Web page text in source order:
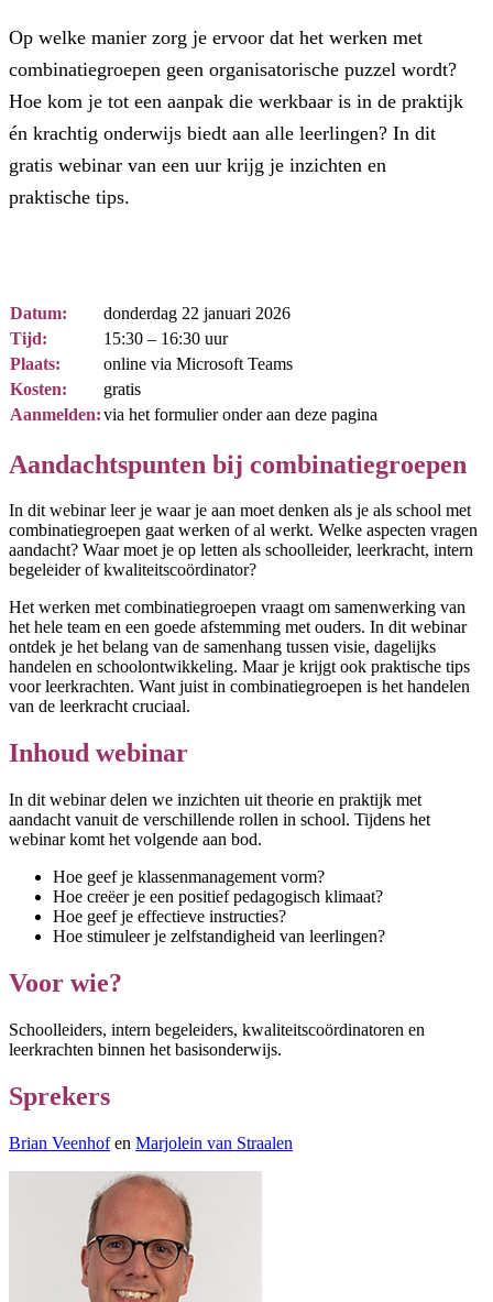
Op welke manier zorg je ervoor dat het werken met
combinatiegroepen geen organisatorische puzzel wordt?
Hoe kom je tot een aanpak die werkbaar is in de praktijk
én krachtig onderwijs biedt aan alle leerlingen? In dit
gratis webinar van een uur krijg je inzichten en
praktische tips.
Datum:
donderdag 22 januari 2026
Tijd:
15:30 – 16:30 uur
Plaats:
online via Microsoft Teams
Kosten:
gratis
Aanmelden:via het formulier onder aan deze pagina
Aandachtspunten bij combinatiegroepen
In dit webinar leer je waar je aan moet denken als je als school met
combinatiegroepen gaat werken of al werkt. Welke aspecten vragen
aandacht? Waar moet je op letten als schoolleider, leerkracht, intern
begeleider of kwaliteitscoördinator?
Het werken met combinatiegroepen vraagt om samenwerking van
het hele team en een goede afstemming met ouders. In dit webinar
ontdek je het belang van de samenhang tussen visie, dagelijks
handelen en schoolontwikkeling. Maar je krijgt ook praktische tips
voor leerkrachten. Want juist in combinatiegroepen is het handelen
van de leerkracht cruciaal.
Inhoud webinar
In dit webinar delen we inzichten uit theorie en praktijk met
aandacht vanuit de verschillende rollen in school. Tijdens het
webinar komt het volgende aan bod.
Hoe geef je klassenmanagement vorm?
Hoe creëer je een positief pedagogisch klimaat?
Hoe geef je effectieve instructies?
Hoe stimuleer je zelfstandigheid van leerlingen?
Voor wie?
Schoolleiders, intern begeleiders, kwaliteitscoördinatoren en
leerkrachten binnen het basisonderwijs.
Sprekers
Brian Veenhofen Marjolein van Straalen